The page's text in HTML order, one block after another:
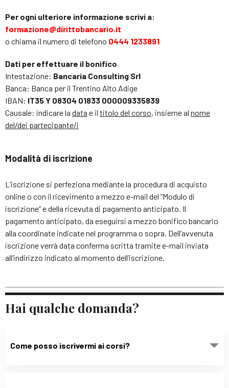
Per ogni ulteriore informazione scrivi a:
formazione@dirittobancario.it
o chiama il numero di telefono 0444 1233891
Dati per effettuare il bonifico
Intestazione: Bancaria Consulting Srl
Banca: Banca per il Trentino Alto Adige
IBAN: IT35 Y 08304 01833 000009335839
Causale: indicare la data e il titolo del corso, insieme al nome
del/dei partecipante/i
Modalità di iscrizione
L’iscrizione si perfeziona mediante la procedura di acquisto
online o con il ricevimento a mezzo e-mail del “Modulo di
iscrizione” e della ricevuta di pagamento anticipato. Il
pagamento anticipato, da eseguirsi a mezzo bonifico bancario
alla coordinate indicate nel programma o sopra. Dell’avvenuta
iscrizione verrà data conferma scritta tramite e-mail inviata
all’indirizzo indicato al momento dell’iscrizione.
Hai qualche domanda?
Come posso iscrivermi ai corsi?